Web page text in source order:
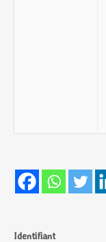
Identifiant